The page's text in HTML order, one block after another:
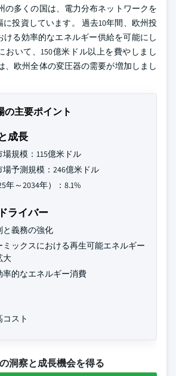
の多くの国は、電力分布ネットワークを
投資しています。 過去10年間、欧州投
ける効率的なエネルギー供給を可能にし
おいて、150億米ドル以上を費やしまし
、欧州全体の変圧器の需要が増加しまし
の主要ポイント
成長
場規模：115億米ドル
場予測規模：246億米ドル
年～2034年）：8.1%
ライバー
と義務の強化
ミックスにおける再生可能エネルギー
大
率的なエネルギー消費
スト
洞察と成長機会を得る